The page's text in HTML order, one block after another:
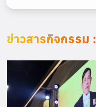
ข่าวสารกิจกรรม :